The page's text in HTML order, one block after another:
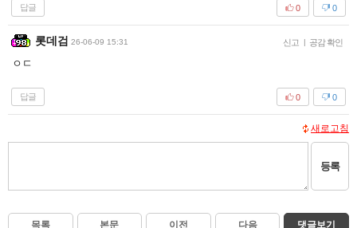
답글 0
0
롯데검 26-06-09 15:31 신고 | 공감 확인
ㅇㄷ
답글 0
0
새로고침
등록
목록 본문 이전 다음 댓글보기